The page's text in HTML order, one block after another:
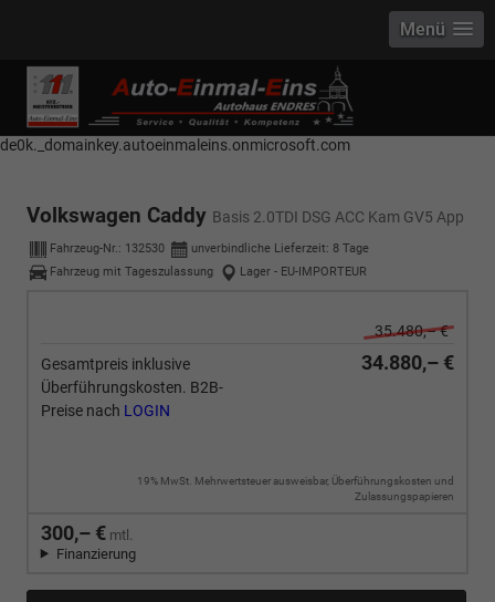
------------ Host Name : selector1._domainkey Points to address or value:
selector1-aee-de0k._domainkey.autoeinmaleins.onmicrosoft.com Host
Name : selector2._domainkey Points to address or value: selector2-aee-
de0k._domainkey.autoeinmaleins.onmicrosoft.com
Menü
Volkswagen Caddy Basis 2.0TDI DSG ACC Kam GV5 App
Fahrzeug-Nr.: 132530 unverbindliche Lieferzeit: 8 Tage
Fahrzeug mit Tageszulassung
Lager - EU-IMPORTEUR
35.480,– €
Gesamtpreis inklusive
Überführungskosten. B2B-
Preise nach LOGIN
34.880,– €
19% MwSt. Mehrwertsteuer ausweisbar, Überführungskosten und
Zulassungspapieren
300,– € mtl.
Finanzierung